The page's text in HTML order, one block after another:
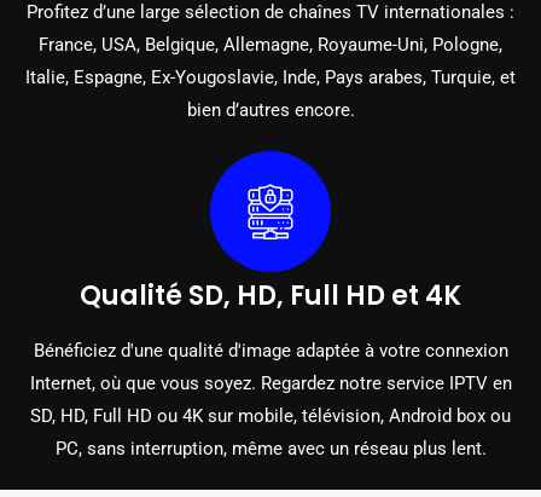
Profitez d’une large sélection de chaînes TV internationales :
France, USA, Belgique, Allemagne, Royaume-Uni, Pologne,
Italie, Espagne, Ex-Yougoslavie, Inde, Pays arabes, Turquie, et
bien d’autres encore.
Qualité SD, HD, Full HD et 4K
Bénéficiez d'une qualité d'image adaptée à votre connexion
Internet, où que vous soyez. Regardez notre service IPTV en
SD, HD, Full HD ou 4K sur mobile, télévision, Android box ou
PC, sans interruption, même avec un réseau plus lent.